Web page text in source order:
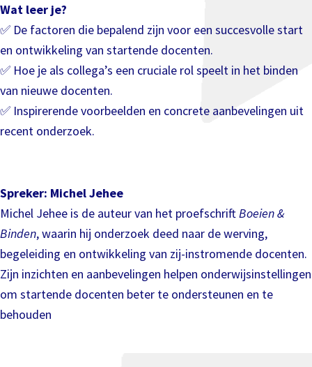
Wat leer je?
✅ De factoren die bepalend zijn voor een succesvolle start
en ontwikkeling van startende docenten.
✅ Hoe je als collega’s een cruciale rol speelt in het binden
van nieuwe docenten.
✅ Inspirerende voorbeelden en concrete aanbevelingen uit
recent onderzoek.
Spreker: Michel Jehee
Michel Jehee is de auteur van het proefschrift Boeien &
Binden, waarin hij onderzoek deed naar de werving,
begeleiding en ontwikkeling van zij-instromende docenten.
Zijn inzichten en aanbevelingen helpen onderwijsinstellingen
om startende docenten beter te ondersteunen en te
behouden